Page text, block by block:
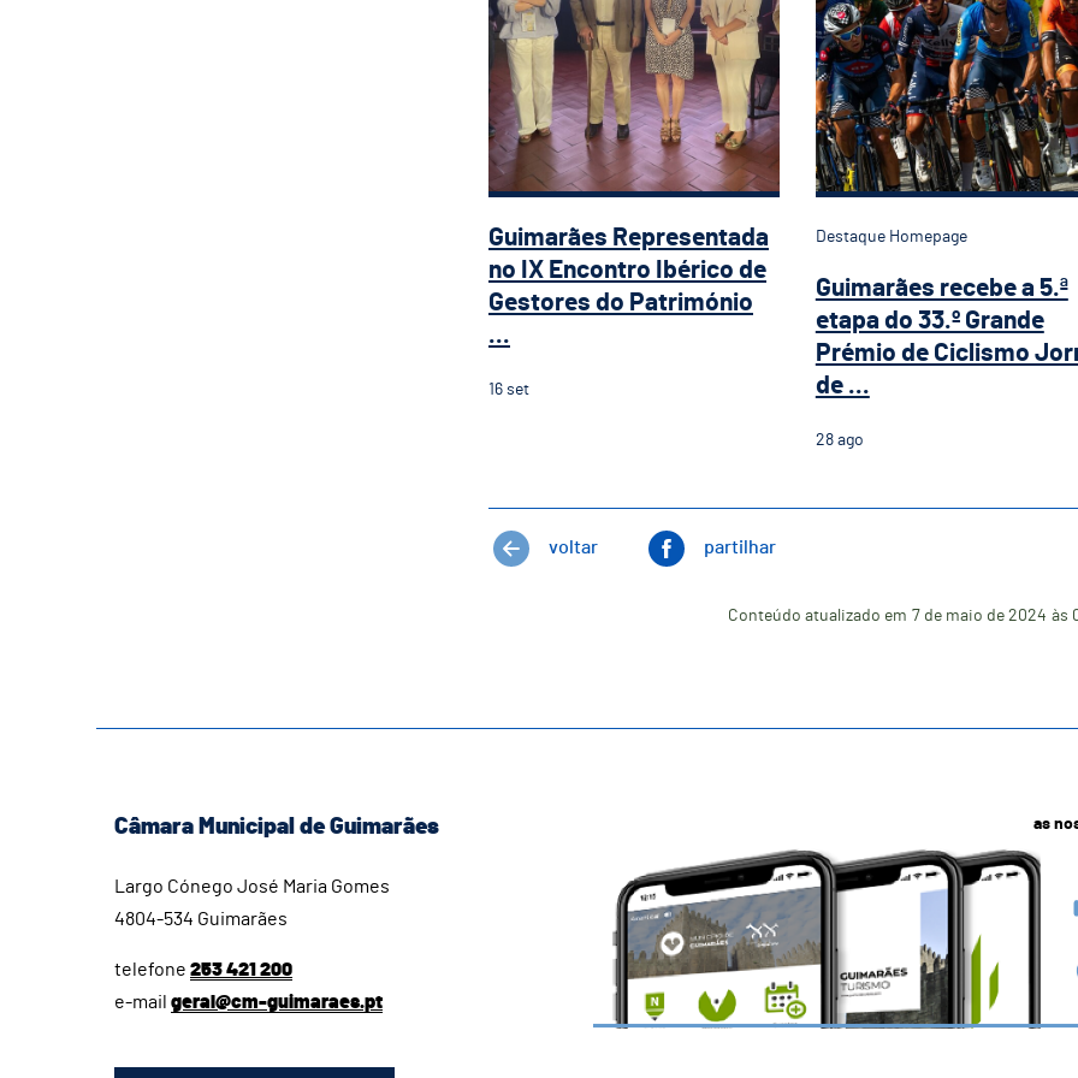
Guimarães Representada
no IX Encontro Ibérico de
Gestores do Património
...
16 set
Destaque Homepage
Guimarães recebe a 5.ª
etapa do 33.º Grande
Prémio de Ciclismo
de ...
28 ago
voltar partilhar
Conteúdo atualizado em 7 de maio de 2024 às
Câmara Municipal de Guimarães
Largo Cónego José Maria Gomes
4804-534 Guimarães
telefone 253 421 200
e-mail geral@cm-guimaraes.pt
as